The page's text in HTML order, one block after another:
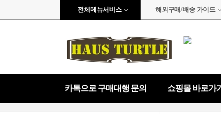
전체메뉴서비스 해외구매/배송 가이드
카톡으로 구매대행 문의 쇼핑몰 바로가